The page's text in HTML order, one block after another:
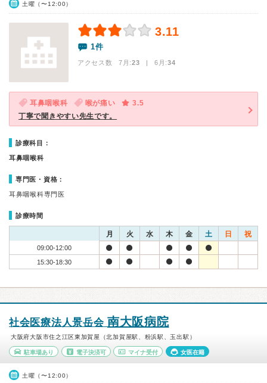
土曜（〜12:00）
3.11
1件
アクセス数 7月:23 | 6月:34
耳鼻咽喉科 喉が痛い
3.5
丁寧で聞きやすい先生です。
診療科目：
耳鼻咽喉科
専門医・資格：
耳鼻咽喉科専門医
診療時間
月 火 水 木 金 土 日 祝
09:00-12:00
15:30-18:30
社会医療法人景岳会 南大阪病院
大阪府大阪市住之江区東加賀屋（北加賀屋駅、粉浜駅、玉出駅）
駐車場あり 電子決済可 マイナ受付 女医在籍
土曜（〜12:00）